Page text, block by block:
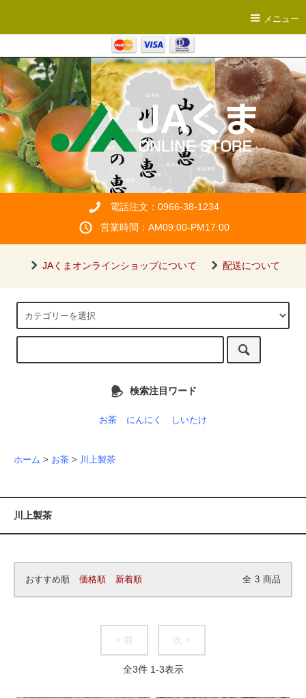
メニュー
電話注文：0966-38-1234
営業時間：AM09:00-PM17:00
JAくまオンラインショップについて 配送について
検索注目ワード
お茶 にんにく しいたけ
ホーム > お茶 > 川上製茶
川上製茶
おすすめ順 価格順 新着順 全 3 商品
< 前 次 >
全3件 1-3表示